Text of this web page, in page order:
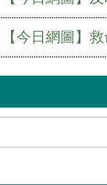
【今日網圖】